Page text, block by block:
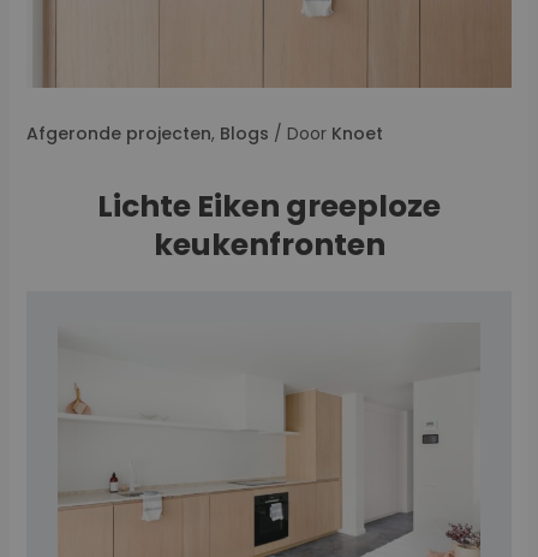
Afgeronde projecten, Blogs / Door Knoet
Lichte Eiken greeploze
keukenfronten